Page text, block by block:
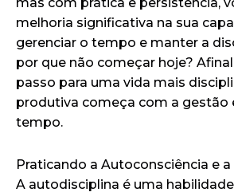
mas com prática e persistência,
melhoria significativa na sua
gerenciar o tempo e manter a
por que não começar hoje?
passo para uma vida mais
produtiva começa com a gestão
tempo.
Praticando a Autoconsciência e
A autodisciplina é uma